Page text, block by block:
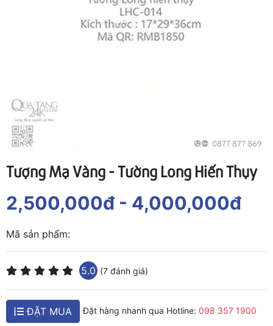
Tượng Mạ Vàng - Tường Long Hiến Thụy
2,500,000đ - 4,000,000đ
Mã sản phẩm:
5.0 (7 đánh giá)
ĐẶT MUA Đặt hàng nhanh qua Hotline: 098 357 1900